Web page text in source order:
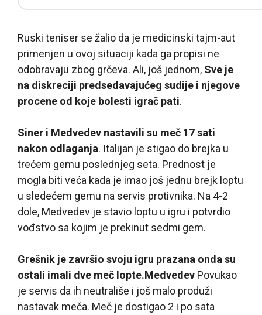
Ruski teniser se žalio da je medicinski tajm-aut
primenjen u ovoj situaciji kada ga propisi ne
odobravaju zbog grčeva. Ali, još jednom, Sve je
na diskreciji predsedavajućeg sudije i njegove
procene od koje bolesti igrač pati.
Siner i Medvedev nastavili su meč 17 sati
nakon odlaganja. Italijan je stigao do brejka u
trećem gemu poslednjeg seta. Prednost je
mogla biti veća kada je imao još jednu brejk loptu
u sledećem gemu na servis protivnika. Na 4-2
dole, Medvedev je stavio loptu u igru i potvrdio
vođstvo sa kojim je prekinut sedmi gem.
Grešnik je završio svoju igru prazana onda su
ostali imali dve meč lopte.Medvedev Povukao
je servis da ih neutrališe i još malo produži
nastavak meča. Meč je dostigao 2 i po sata